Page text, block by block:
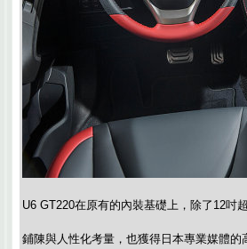
U6 GT220在原有的內裝基礎上，除了12吋
鋪陳與人性化考量，也獲得日本專業媒體的